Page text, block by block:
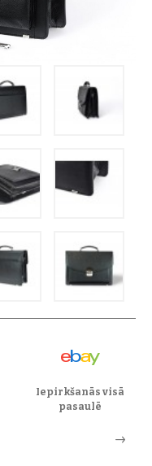
Iepirkšanās visā
pasaulē